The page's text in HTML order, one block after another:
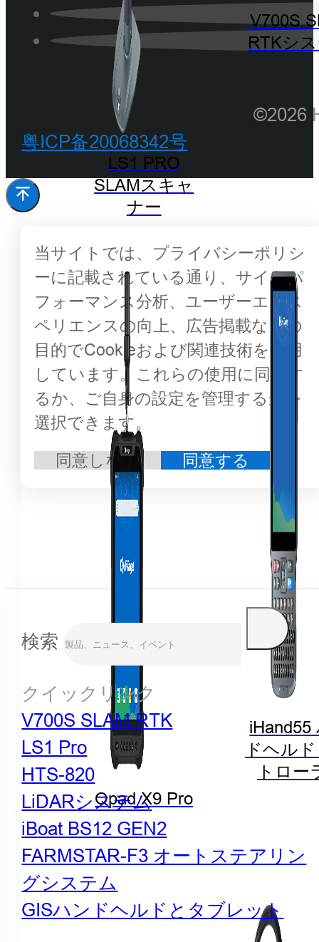
LS1 PRO
SLAMスキャ
ナー
V700S
RTKシ
Qpad X9 Pro
iHand55
ドヘル
トロー
©2026
粤ICP备20068342号
当サイトでは、プライバシーポリシ
ーに記載されている通り、サイトパ
フォーマンス分析、ユーザーエクス
ペリエンスの向上、広告掲載などの
目的でCookieおよび関連技術を使用
しています。これらの使用に同意す
るか、ご自身の設定を管理するかを
選択できます。
同意しない 同意する
検索
クイックリンク
V700S SLAM RTK
LS1 Pro
HTS-820
LiDARシステム
iBoat BS12 GEN2
FARMSTAR-F3 オートステアリン
グシステム
GISハンドヘルドとタブレット